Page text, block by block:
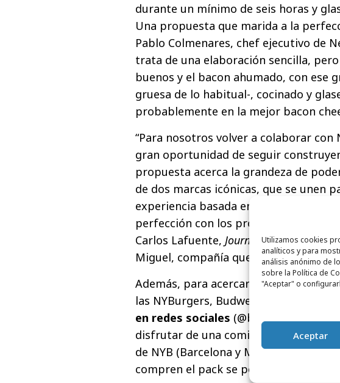
Utilizamos cookies
analíticos y para
análisis anónimo de
sobre la Política de
"Aceptar" o
Aceptar
durante un mínimo de seis horas y
Una propuesta que marida a la
Pablo Colmenares, chef ejecutivo de
trata de una elaboración sencilla,
buenos y el bacon ahumado, con ese
gruesa de lo habitual-, cocinado y
probablemente en la mejor bacon
“Para nosotros volver a colaborar con
gran oportunidad de seguir
propuesta acerca la grandeza de
de dos marcas icónicas, que se unen
experiencia basada en la calidad de la
perfección con los procesos de
Carlos Lafuente, Journey Directorpara
Miguel, compañía que comercializa la
Además, para acercar esta
las NYBurgers, Budweiser y la
en redes sociales (@budweiserspain)
disfrutar de una comida o cena gratis
de NYB (Barcelona y Madrid).
compren el pack se podrán llevar una